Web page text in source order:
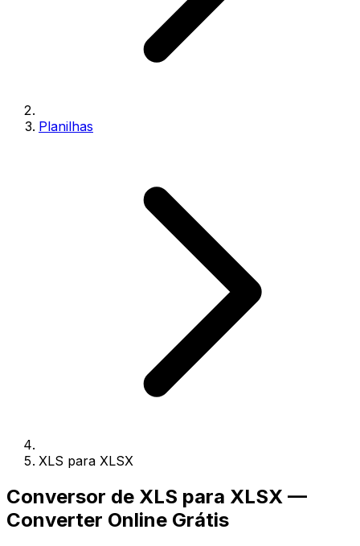
Planilhas
XLS para XLSX
Conversor de XLS para XLSX —
Converter Online Grátis